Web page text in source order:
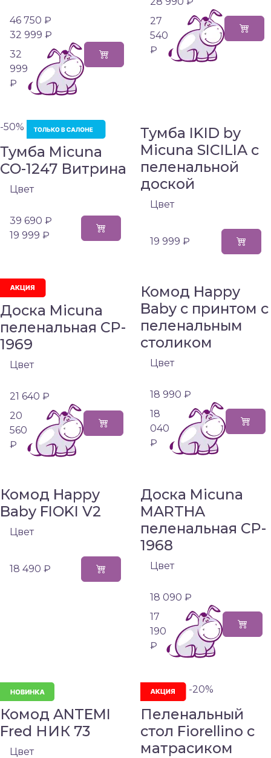
46 750 ₽
32 999 ₽
32
999
₽
27
540
₽
-50%
Тумба Micuna
CO-1247 Витрина
Цвет
39 690 ₽
19 999 ₽
Тумба IKID by
Micuna SICILIA с
пеленальной
доской
Цвет
19 999 ₽
Доска Micuna
пеленальная CP-
1969
Цвет
21 640 ₽
20
560
₽
Комод Happy
Baby с принтом с
пеленальным
столиком
Цвет
18 990 ₽
18
040
₽
Комод Happy
Baby FIOKI V2
Цвет
18 490 ₽
Доска Micuna
MARTHA
пеленальная CP-
1968
Цвет
18 090 ₽
17
190
₽
Комод ANTEMI
Fred НИК 73
Цвет
-20%
Пеленальный
стол Fiorellino с
матрасиком